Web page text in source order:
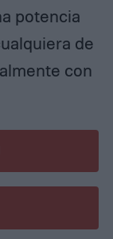
potencia
de
con